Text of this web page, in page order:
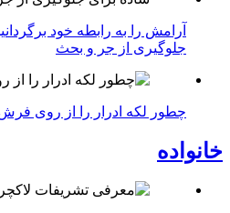
آرامش را به رابطه خود
جلوگیری از جر و بحث
چطور لکه ادرار را از روی
خانواده